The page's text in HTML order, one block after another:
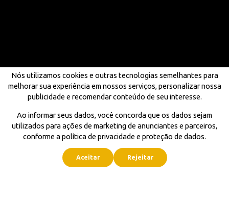
Nós utilizamos cookies e outras tecnologias semelhantes para
melhorar sua experiência em nossos serviços, personalizar nossa
publicidade e recomendar conteúdo de seu interesse.
Ao informar seus dados, você concorda que os dados sejam
utilizados para ações de marketing de anunciantes e parceiros,
conforme a política de privacidade e proteção de dados.
Aceitar Rejeitar